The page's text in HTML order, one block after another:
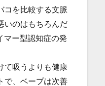
コを比較する文脈
いのはもちろんだ
マー型認知症の発
て吸うよりも健康
で、ベープは次善